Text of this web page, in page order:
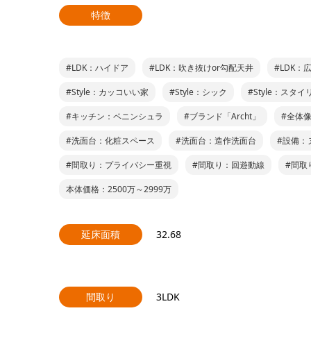
特徴
#LDK：ハイドア #LDK：吹き抜けor勾配天井 #LDK：
#Style：カッコいい家 #Style：シック #Style：スタイ
#キッチン：ペニンシュラ #ブランド「Archt」 #全体
#洗面台：化粧スペース #洗面台：造作洗面台 #設備：
#間取り：プライバシー重視 #間取り：回遊動線 #間取
本体価格：2500万～2999万
延床面積 32.68
間取り 3LDK